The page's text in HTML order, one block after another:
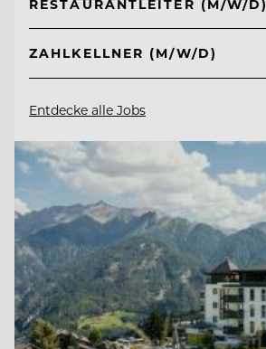
RESTAURANTLEITER (M/W/D)
ZAHLKELLNER (M/W/D)
Entdecke alle Jobs